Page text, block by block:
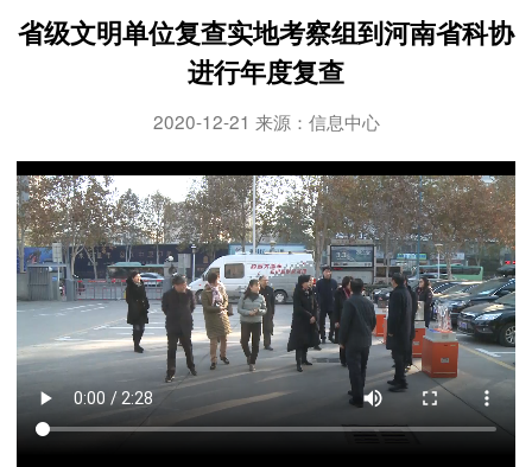
省级文明单位复查实地考察组到河南省科协
进行年度复查
2020-12-21 来源：信息中心